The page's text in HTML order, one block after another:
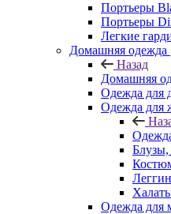
Портьеры
Портьеры
Легкие
Домашняя одежда
Назад
Домашняя
Одежда для
Одежда для
Блузы,
Одежда для